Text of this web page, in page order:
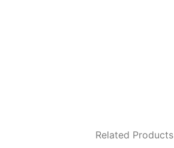
Related Products